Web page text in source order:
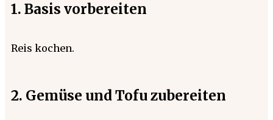
1. Basis vorbereiten
Reis kochen.
2. Gemüse und Tofu zubereiten